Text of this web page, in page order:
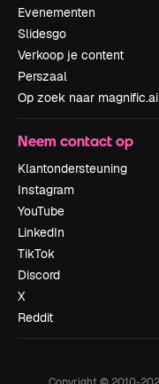
Evenementen
Slidesgo
Verkoop je content
Perszaal
Op zoek naar magnific.ai
Neem contact op
Klantondersteuning
Instagram
YouTube
LinkedIn
TikTok
Discord
X
Reddit